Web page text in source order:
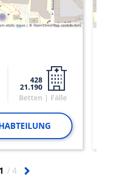
428
21.190
Betten | Fälle
1 4